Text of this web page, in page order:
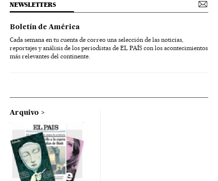
NEWSLETTERS
Boletín de América
Cada semana en tu cuenta de correo una selección de las noticias,
reportajes y análisis de los periodistas de EL PAÍS con los acontecimientos
más relevantes del continente.
Arquivo